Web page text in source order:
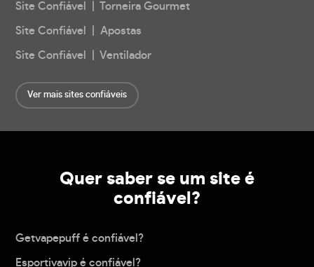
Site Confiável | Torneira Gourmet
Site Confiável | Apostas
Site Confiável | Ventilador
Ver mais sites confiáveis
Quer saber se um site é
confiável?
Getvapepuff é confiável?
Esportivavip é confiável?